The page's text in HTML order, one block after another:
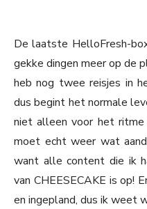
De laatste HelloFresh-
gekke dingen meer op de
heb nog twee reisjes in
dus begint het normale
niet alleen voor het ritme
moet echt weer wat
want alle content die ik
van CHEESECAKE is op!
en ingepland, dus ik weet